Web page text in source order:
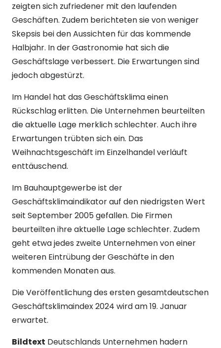
zeigten sich zufriedener mit den laufenden
Geschäften. Zudem berichteten sie von weniger
Skepsis bei den Aussichten für das kommende
Halbjahr. In der Gastronomie hat sich die
Geschäftslage verbessert. Die Erwartungen sind
jedoch abgestürzt.
Im Handel hat das Geschäftsklima einen
Rückschlag erlitten. Die Unternehmen beurteilten
die aktuelle Lage merklich schlechter. Auch ihre
Erwartungen trübten sich ein. Das
Weihnachtsgeschäft im Einzelhandel verläuft
enttäuschend.
Im Bauhauptgewerbe ist der
Geschäftsklimaindikator auf den niedrigsten Wert
seit September 2005 gefallen. Die Firmen
beurteilten ihre aktuelle Lage schlechter. Zudem
geht etwa jedes zweite Unternehmen von einer
weiteren Eintrübung der Geschäfte in den
kommenden Monaten aus.
Die Veröffentlichung des ersten gesamtdeutschen
Geschäftsklimaindex 2024 wird am 19. Januar
erwartet.
Bildtext Deutschlands Unternehmen hadern